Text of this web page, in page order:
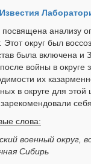
посвящена анализу
Этот округ был
была включена и
войны в округе
их
в округе для
слова:
военный округ,
Сибирь